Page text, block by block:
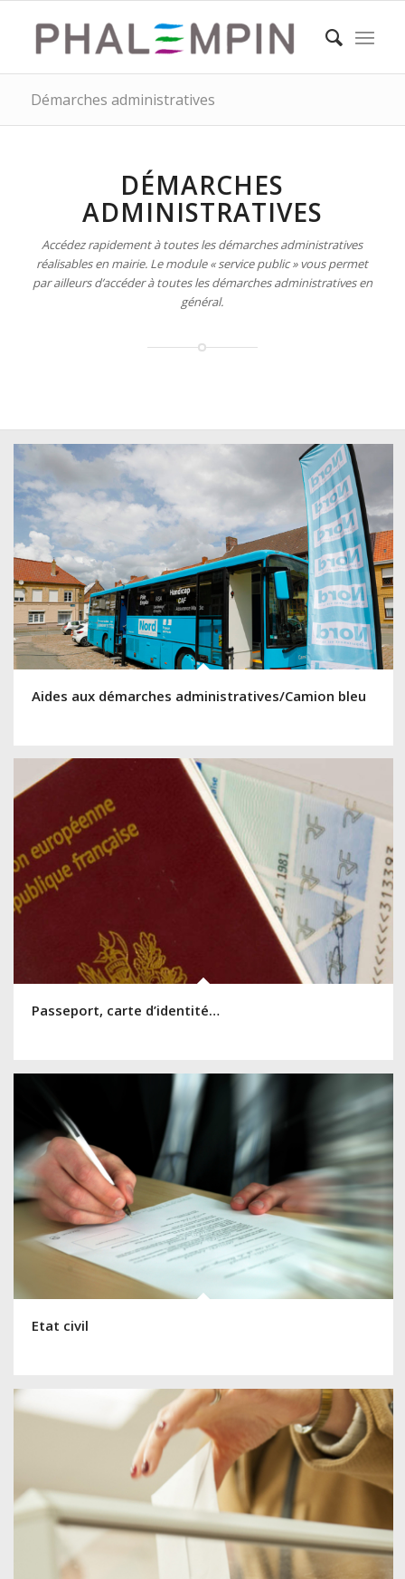
Démarches administratives
DÉMARCHES
ADMINISTRATIVES
Accédez rapidement à toutes les démarches administratives
réalisables en mairie. Le module « service public » vous permet
par ailleurs d’accéder à toutes les démarches administratives en
général.
Aides aux démarches administratives/Camion bleu
Passeport, carte d’identité…
Etat civil